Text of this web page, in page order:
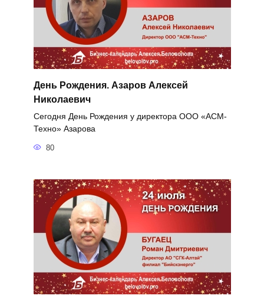
День Рождения. Азаров Алексей
Николаевич
Сегодня День Рождения у директора ООО «АСМ-
Техно» Азарова
80